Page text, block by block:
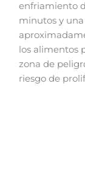
enfriamiento
minutos y una
los alimentos
zona de
riesgo de